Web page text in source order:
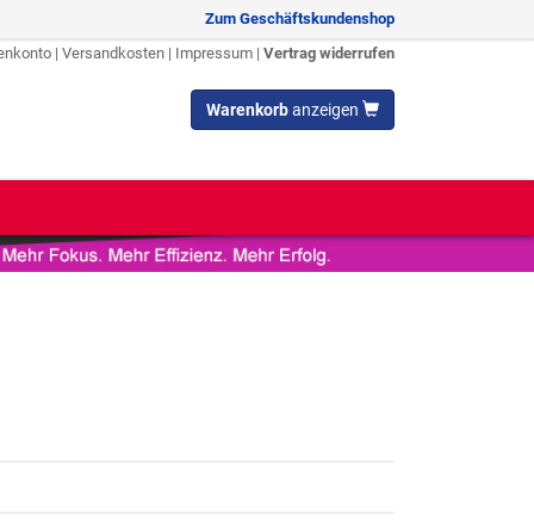
Zum Geschäftskundenshop
| Versandkosten | Impressum | Vertrag widerrufen
Warenkorbanzeigen